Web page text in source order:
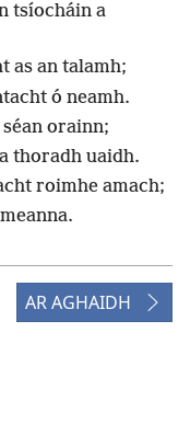
tsíocháin a
as an talamh;
ó neamh.
orainn;
thoradh uaidh.
roimhe amach;
AR AGHAIDH